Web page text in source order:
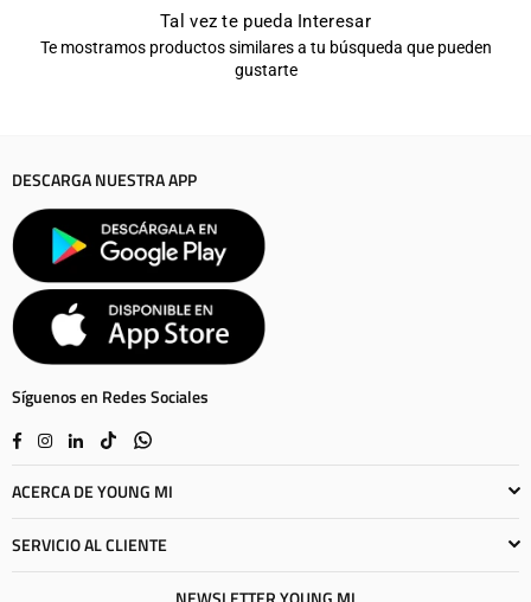
Tal vez te pueda Interesar
Te mostramos productos similares a tu búsqueda que pueden
gustarte
DESCARGA NUESTRA APP
Síguenos en Redes Sociales
FacebookInstagram
LinkedinTikTokWhatsapp
ACERCA DE YOUNG MI
SERVICIO AL CLIENTE